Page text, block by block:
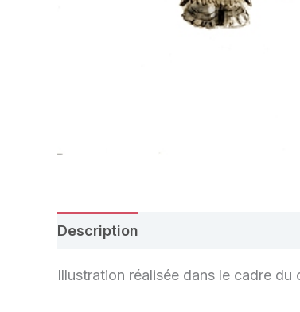
Description
Illustration réalisée dans le cadre